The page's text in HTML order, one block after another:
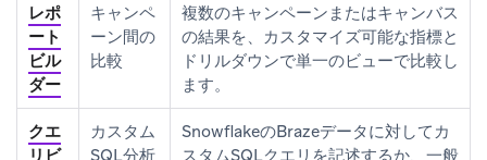
レポ
ート
ビル
ダー
キャンペ
ーン間の
比較
複数のキャンペーンまたはキャンバス
の結果を、カスタマイズ可能な指標と
ドリルダウンで単一のビューで比較し
ます。
クエ
リビ
カスタム
SQL分析
SnowflakeのBrazeデータに対してカ
スタムSQLクエリを記述するか、一般